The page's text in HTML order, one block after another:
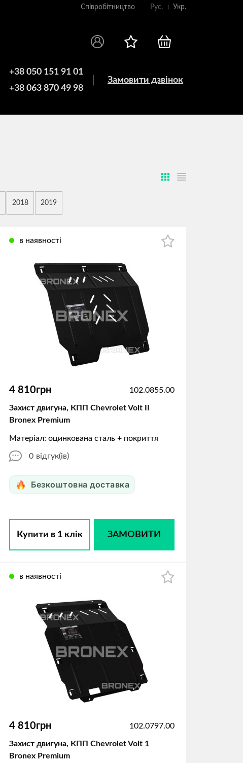
Співробітництво Рус. Укр.
+38 050 151 91 01
+38 063 870 49 98
Замовити дзвінок
2018 2019
в наявності
4 810грн 102.0855.00
Захист двигуна, КПП Chevrolet Volt II
Bronex Premium
Матеріал: оцинкована сталь + покриття
0 відгук(ів)
Безкоштовна доставка
Купити в 1 клік ЗАМОВИТИ
в наявності
4 810грн 102.0797.00
Захист двигуна, КПП Chevrolet Volt 1
Bronex Premium